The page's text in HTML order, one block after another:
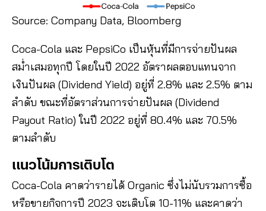
Source: Company Data, Bloomberg
Coca-Cola และ PepsiCo เป็นหุ้นที่มีการจ่ายปันผล
สม่ำเสมอทุกปี โดยในปี 2022 อัตราผลตอบแทนจาก
เงินปันผล (Dividend Yield) อยู่ที่ 2.8% และ 2.5% ตาม
ลำดับ ขณะที่อัตราส่วนการจ่ายปันผล (Dividend
Payout Ratio) ในปี 2022 อยู่ที่ 80.4% และ 70.5%
ตามลำดับ
แนวโน้มการเติบโต
Coca-Cola คาดว่ารายได้ Organic ซึ่งไม่นับรวมการซื้อ
หรือขายกิจการปี 2023 จะเติบโต 10-11% และคาดว่า